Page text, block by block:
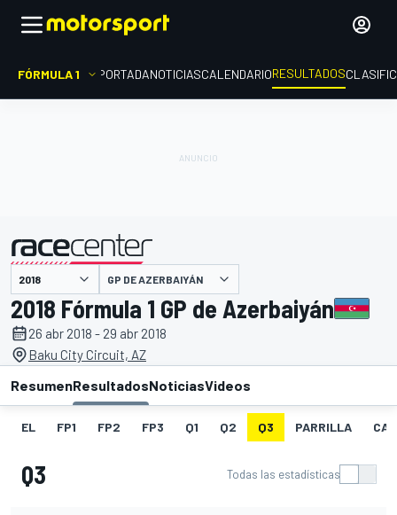
FÓRMULA 1 PORTADANOTICIASCALENDARIORESULTADOS
presentado por GP DE AZERBAIYÁN
2018 Fórmula 1 GP de Azerbaiyán
26 abr 2018 - 29 abr 2018
Baku City Circuit, AZ
ResumenResultadosNoticiasVideos
EL FP1 FP2 FP3 Q1 Q2 Q3 PARRILLA
Q3 Todas las estadísticas